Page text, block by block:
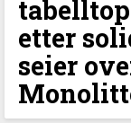
etter
seier